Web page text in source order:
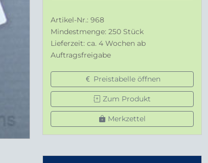
Artikel-Nr.: 968
Mindestmenge: 250 Stück
Lieferzeit: ca. 4 Wochen ab
Auftragsfreigabe
Preistabelle öffnen
Zum Produkt
Merkzettel